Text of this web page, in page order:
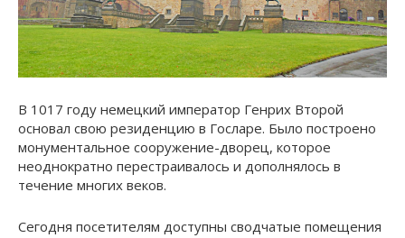
В 1017 году немецкий император Генрих Второй
основал свою резиденцию в Госларе. Было построено
монументальное сооружение-дворец, которое
неоднократно перестраивалось и дополнялось в
течение многих веков.
Сегодня посетителям доступны сводчатые помещения